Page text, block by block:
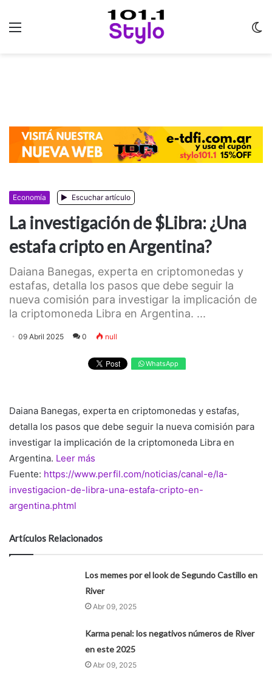
Economía Escuchar artículo
La investigación de $Libra: ¿Una
estafa cripto en Argentina?
Daiana Banegas, experta en criptomonedas y
estafas, detalla los pasos que debe seguir la
nueva comisión para investigar la implicación de
la criptomoneda Libra en Argentina. ...
09 Abril 2025 0 null
WhatsApp
Daiana Banegas, experta en criptomonedas y estafas,
detalla los pasos que debe seguir la nueva comisión para
investigar la implicación de la criptomoneda Libra en
Argentina. Leer más
Fuente: https://www.perfil.com/noticias/canal-e/la-
investigacion-de-libra-una-estafa-cripto-en-
argentina.phtml
Artículos Relacionados
Los memes por el look de Segundo Castillo en
River
Abr 09, 2025
Karma penal: los negativos números de River
en este 2025
Abr 09, 2025